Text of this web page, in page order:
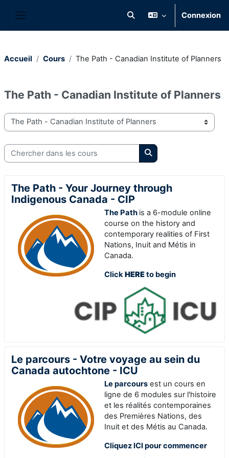
Activer/désactiver la saisie
Connexion
Accueil Cours The Path - Canadian Institute of Planners
The Path - Canadian Institute of Planners
Catégories de cours
Chercher dans les cours
Chercher dans les
The Path - Your Journey through
Indigenous Canada - CIP
The Path is a 6-module online
course on the history and
contemporary realities of First
Nations, Inuit and Métis in
Canada.
ClickHEREto begin
Le parcours - Votre voyage au sein du
Canada autochtone - ICU
Le parcours est un cours en
ligne de 6 modules sur l'histoire
et les réalités contemporaines
des Premières Nations, des
Inuit et des Métis au Canada.
Cliquez ICI pour commencer